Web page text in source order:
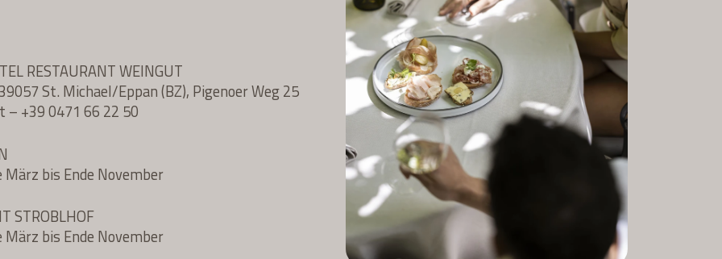
RESTAURANT WEINGUT
St. Michael/Eppan (BZ), Pigenoer Weg 25
– +39 0471 66 22 50
bis Ende November
STROBLHOF
bis Ende November